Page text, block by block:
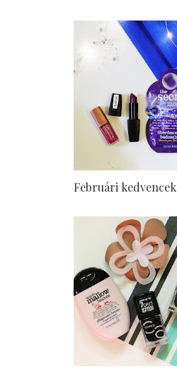
Februári kedvencek